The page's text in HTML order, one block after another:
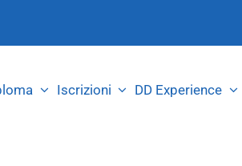
Iscrizioni DD Experience